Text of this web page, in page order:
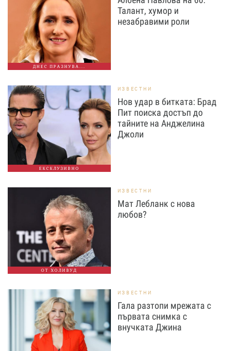
ДНЕС ПРАЗНУВА...
Талант, хумор и
незабравими роли
ЕКСКЛУЗИВНО
ИЗВЕСТНИ
Нов удар в битката: Брад
Пит поиска достъп до
тайните на Анджелина
Джоли
ОТ ХОЛИВУД
ИЗВЕСТНИ
Мат Лебланк с нова
любов?
ИЗВЕСТНИ
Гала разтопи мрежата с
първата снимка с
внучката Джина